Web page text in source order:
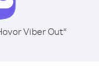
Viber Out“